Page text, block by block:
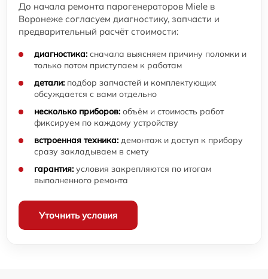
До начала ремонта парогенераторов Miele в
Воронеже согласуем диагностику, запчасти и
предварительный расчёт стоимости:
диагностика: сначала выясняем причину поломки и
только потом приступаем к работам
детали: подбор запчастей и комплектующих
обсуждается с вами отдельно
несколько приборов: объём и стоимость работ
фиксируем по каждому устройству
встроенная техника: демонтаж и доступ к прибору
сразу закладываем в смету
гарантия: условия закрепляются по итогам
выполненного ремонта
Уточнить условия